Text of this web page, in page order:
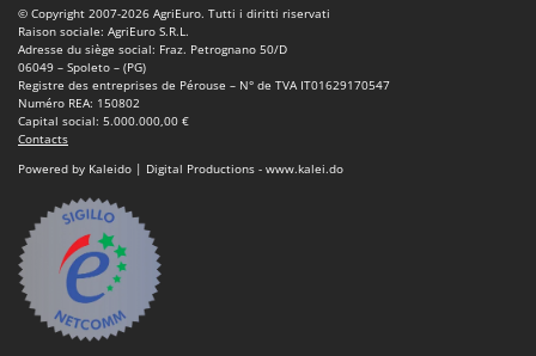
Michelin
Mille
Minox
Mockmill
More than chef
MOSA
MOVA
Mowox
MTD
© Copyright 2007-2026 AgriEuro. Tutti i diritti riservati
Raison sociale: AgriEuro S.R.L.
Adresse du siège social: Fraz. Petrognano 50/D
06049 – Spoleto – (PG)
Registre des entreprises de Pérouse – N° de TVA IT01629170547
Numéro REA: 150802
Capital social: 5.000.000,00 €
Contacts
Powered by Kaleido | Digital Productions - www.kalei.do